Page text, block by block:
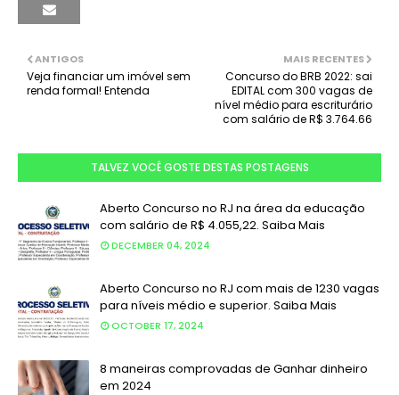
MAIS RECENTES
Concurso do BRB 2022: sai
EDITAL com 300 vagas de
nível médio para escriturário
com salário de R$ 3.764.66
ANTIGOS
Veja financiar um imóvel sem
renda formal! Entenda
TALVEZ VOCÊ GOSTE DESTAS POSTAGENS
Aberto Concurso no RJ na área da educação
com salário de R$ 4.055,22. Saiba Mais
DECEMBER 04, 2024
Aberto Concurso no RJ com mais de 1230 vagas
para níveis médio e superior. Saiba Mais
OCTOBER 17, 2024
8 maneiras comprovadas de Ganhar dinheiro
em 2024